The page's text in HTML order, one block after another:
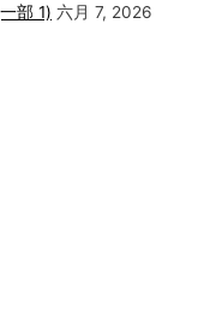
部 1) 六月 7, 2026